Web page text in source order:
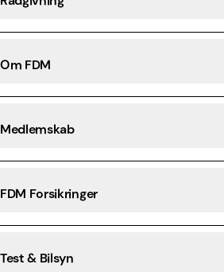
Om FDM
Medlemskab
FDM Forsikringer
Test & Bilsyn